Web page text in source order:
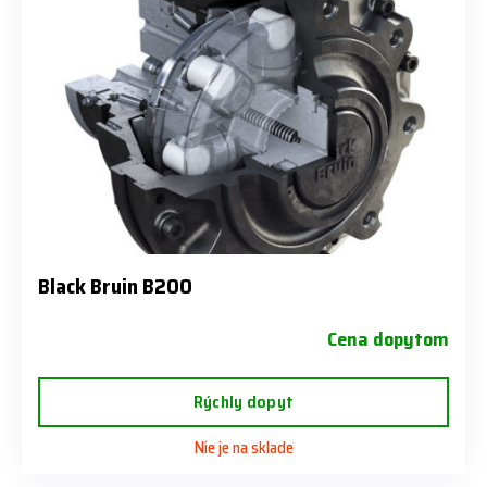
Black Bruin B200
Cena dopytom
Rýchly dopyt
Nie je na sklade